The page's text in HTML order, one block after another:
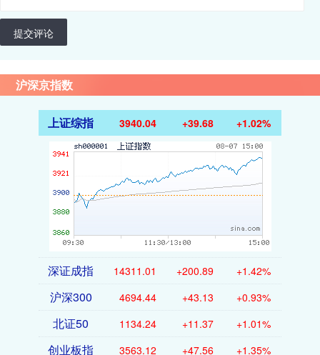
提交评论
沪深京指数
上证综指 3940.04 +39.68 +1.02%
深证成指 14311.01 +200.89 +1.42%
沪深300 4694.44 +43.13 +0.93%
北证50 1134.24 +11.37 +1.01%
创业板指 3563.12 +47.56 +1.35%